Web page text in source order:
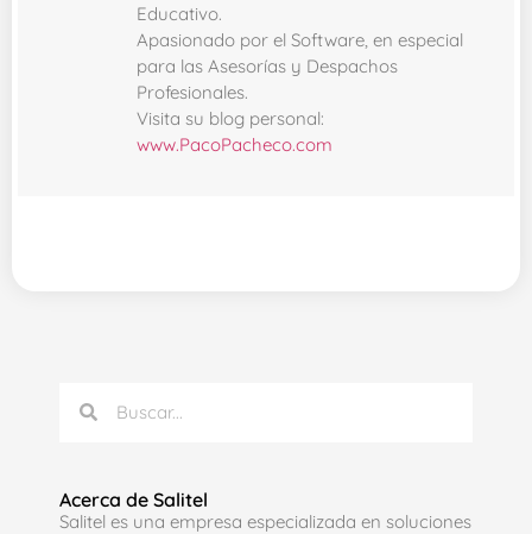
Educativo.
Apasionado por el Software, en especial
para las Asesorías y Despachos
Profesionales.
Visita su blog personal:
www.PacoPacheco.com
Acerca de Salitel
Salitel es una empresa especializada en soluciones